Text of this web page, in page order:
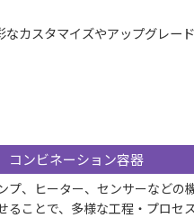
カスタマイズやアップグレー
コンビネーション容器
プ、ヒーター、センサーなどの
ることで、多様な工程・プロセ